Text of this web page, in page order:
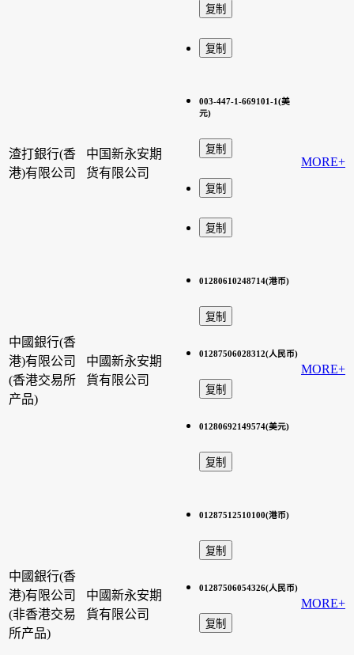
渣打銀行(香
港)有限公司
中国新永安期
货有限公司
003-447-1-669101-1(美
元)
MORE+
中國銀行(香
港)有限公司
(香港交易所
产品)
中國新永安期
貨有限公司
01280610248714(港币)
01287506028312(人民币)
01280692149574(美元)
MORE+
中國銀行(香
港)有限公司
(非香港交易
所产品)
中國新永安期
貨有限公司
01287512510100(港币)
01287506054326(人民币)
MORE+